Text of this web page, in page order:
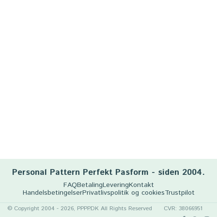
Personal Pattern Perfekt Pasform - siden 2004.
FAQBetalingLeveringKontakt
HandelsbetingelserPrivatlivspolitik og cookiesTrustpilot
© Copyright 2004 - 2026, PPPP.DK All Rights Reserved CVR: 38066951